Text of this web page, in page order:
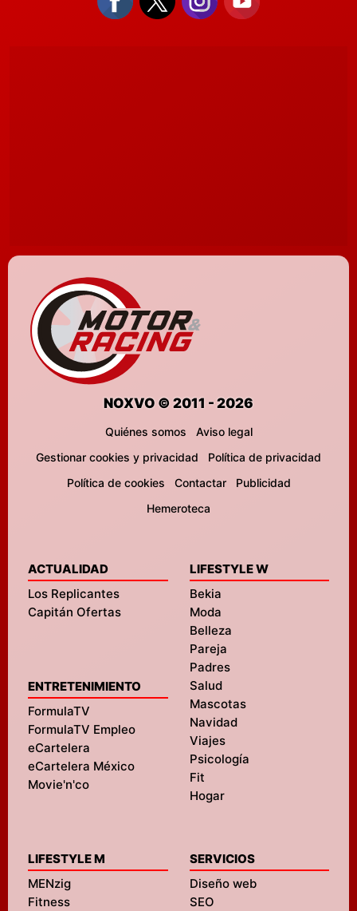
NOXVO © 2011 - 2026
Quiénes somos
Aviso legal
Gestionar cookies y privacidad
Política de privacidad
Política de cookies
Contactar
Publicidad
Hemeroteca
ACTUALIDAD
Los Replicantes
Capitán Ofertas
ENTRETENIMIENTO
FormulaTV
FormulaTV Empleo
eCartelera
eCartelera México
Movie'n'co
LIFESTYLE W
Bekia
Moda
Belleza
Pareja
Padres
Salud
Mascotas
Navidad
Viajes
Psicología
Fit
Hogar
LIFESTYLE M
MENzig
Fitness
SERVICIOS
Diseño web
SEO